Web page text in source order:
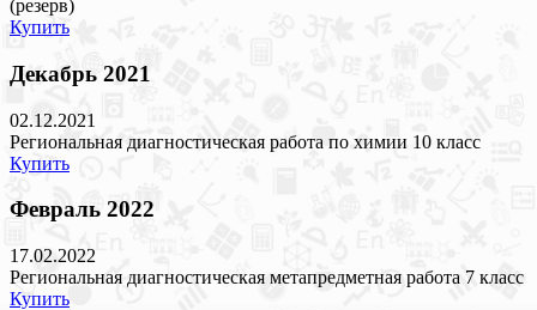
(резерв)
Купить
Декабрь 2021
02.12.2021
Региональная диагностическая работа по химии 10 класс
Купить
Февраль 2022
17.02.2022
Региональная диагностическая метапредметная работа 7 класс
Купить